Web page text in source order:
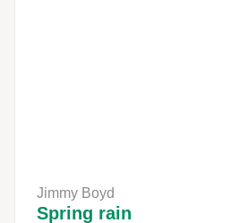
Jimmy Boyd
Spring rain